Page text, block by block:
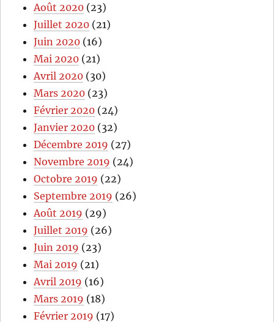
Août 2020 (23)
Juillet 2020 (21)
Juin 2020 (16)
Mai 2020 (21)
Avril 2020 (30)
Mars 2020 (23)
Février 2020 (24)
Janvier 2020 (32)
Décembre 2019 (27)
Novembre 2019 (24)
Octobre 2019 (22)
Septembre 2019 (26)
Août 2019 (29)
Juillet 2019 (26)
Juin 2019 (23)
Mai 2019 (21)
Avril 2019 (16)
Mars 2019 (18)
Février 2019 (17)